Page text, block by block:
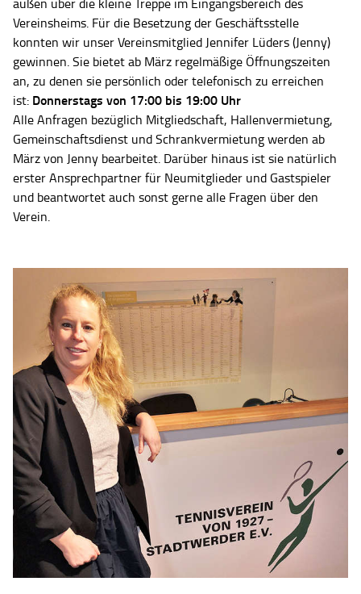
außen über die kleine Treppe im Eingangsbereich des
Vereinsheims. Für die Besetzung der Geschäftsstelle
konnten wir unser Vereinsmitglied Jennifer Lüders (Jenny)
gewinnen. Sie bietet ab März regelmäßige Öffnungszeiten
an, zu denen sie persönlich oder telefonisch zu erreichen
ist: Donnerstags von 17:00 bis 19:00 Uhr
Alle Anfragen bezüglich Mitgliedschaft, Hallenvermietung,
Gemeinschaftsdienst und Schrankvermietung werden ab
März von Jenny bearbeitet. Darüber hinaus ist sie natürlich
erster Ansprechpartner für Neumitglieder und Gastspieler
und beantwortet auch sonst gerne alle Fragen über den
Verein.